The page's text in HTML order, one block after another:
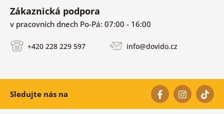
Zákaznická podpora
v pracovních dnech Po-Pá: 07:00 - 16:00
+420 228 229 597 info@dovido.cz
Sledujte nás na